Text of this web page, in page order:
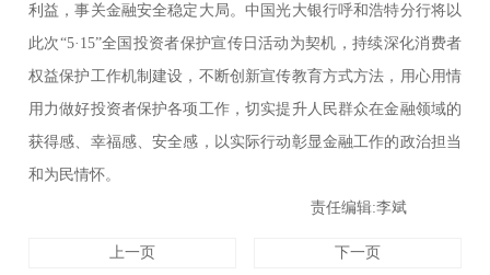
利益，事关金融安全稳定大局。中国光大银行呼和浩特分行将以
此次“5·15”全国投资者保护宣传日活动为契机，持续深化消费者
权益保护工作机制建设，不断创新宣传教育方式方法，用心用情
用力做好投资者保护各项工作，切实提升人民群众在金融领域的
获得感、幸福感、安全感，以实际行动彰显金融工作的政治担当
和为民情怀。
责任编辑:李斌
上一页 下一页